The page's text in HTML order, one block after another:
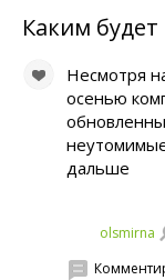
Каким будет
Несмотря
осенью
дальше
olsmirna